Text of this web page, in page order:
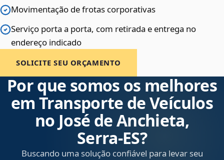
Movimentação de frotas corporativas
Serviço porta a porta, com retirada e entrega no
endereço indicado
SOLICITE SEU ORÇAMENTO
Por que somos os melhores
em Transporte de Veículos
no José de Anchieta,
Serra‑ES?
Buscando uma solução confiável para levar seu